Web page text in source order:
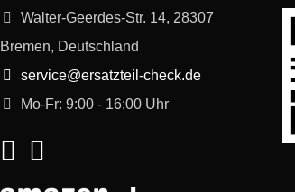
Walter-Geerdes-Str. 14, 28307
Bremen, Deutschland
service@ersatzteil-check.de
Mo-Fr: 9:00 - 16:00 Uhr